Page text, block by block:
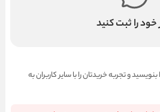
خود را ثبت کنید
و تجربه خریدتان را با سایر کاربران به